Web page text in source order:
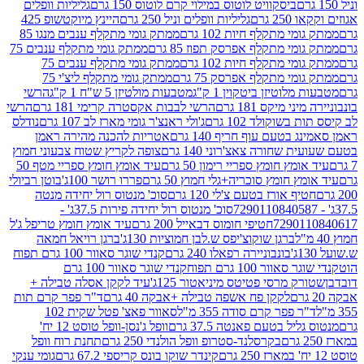
ביסקוויט לוטוס במילוי קרם לוטוס 150 גרם
גליליות וופלים
גרם
גליליות וופלים וניל 250 גרם
היינץ מיוקטשופ 425
מתקלף חיות 102 גרם
ממתק גומי מתקלף ענבים מנגו 85
מתקלף אפרסק תפוז 85 גרם
ממתק גומי מתקלף ענבים 75
מתקלף חיות 102 גרם
ממתק גומי מתקלף ענבים 75
מתקלף אפרסק 75 גרם
ממתק גומי מתקלף ליצ'י 75
ביטקוין 1 ק"ג
מטבעות מולטיזן 5 ש"ח 1 ק"ג
הרשי
מיקס 181 גרם
הרשי לבבות אקסטרה קרימי 181 גרם
הרשי
102 גרם
ג'ולי ראנצ'ר גומי מארז לב 107 גרם
נודלס
עוף חריף 140 גרם
אטריות להכנה מהירה ראמן
שחורה צאצ'רוני 140 גרם
צופה לקריץ שטוח צבעוני חמוץ
חומץ ספריי רימון 50 גרם
עיד אומץ חומץ ספריי מטף 50
חומץ סוכריה+גלי חמוץ 50 גרם
פררו רושר 100ג'
בוטן רביולי
אורז בטעם צ'לי 120 גרם
סוכ' מנטוס רול יחידה מנטה
סוכ' מנטוס רול יחידה פירות 37.5ג' -
חטיפי חומוס דבאייל 200 גרם
עיד אומץ חומץ טריפל ג'ל
ברגן שוקוצ'יפס ש.לבן חמוציות 130ג'
ברגן רויאל חמאה
בונבוניירה רפאלו 240 גרם
קנדי שוגר סאוור 100 גרם תפוח
100 גרם תפוח
קנדי שוגר סאוור 100 גרם
מרסי פטיטס מיניאטור 125ג'
עיד לקקן אסלה טבילה +
לקקן פח אשפה טבילה +אבקה 40 גרם
ד"ר פפר קרם תות
פפר קרם סודה 355 מ"ל
סאוור פאצ' פטל שקית 102
בטעם פאנטה 37.5 גרם
וופל ג'נסן-וופל טוסט 12 יח'
בקרסלנד-סטרופ וופל הולנדי 250 גרם
תחנת רוח וופל
קינדר שוקו בונס קריספי 67.2 גרם
גומי ענקי